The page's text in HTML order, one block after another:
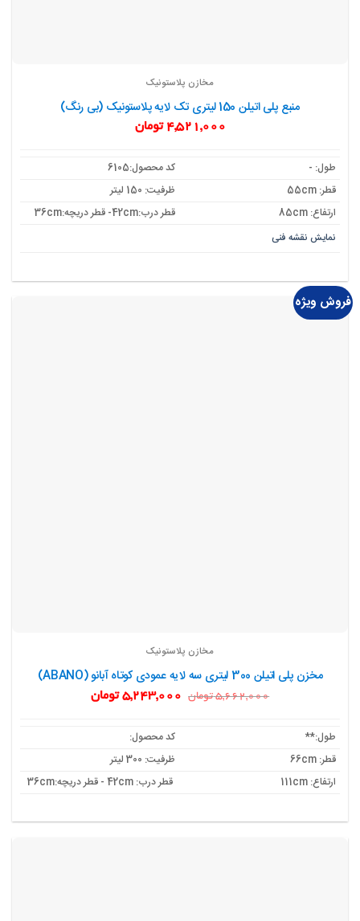
مخازن پلاستونیک
منبع پلی اتیلن 150 لیتری تک لایه پلاستونیک (بی رنگ)
4,521,000 تومان
طول: -
کد محصول:6105
قطر: 55cm
ظرفیت: 150 لیتر
ارتفاع: 85cm
قطر درب:42cm- قطر دریچه:36cm
نمایش نقشه فنی
فروش ویژه
مخازن پلاستونیک
مخزن پلی اتیلن 300 لیتری سه لایه عمودی کوتاه آبانو (ABANO)
5,662,000 تومان قیمت
اصلی:
بود.
5,243,000 تومانقیمت
طول:**
کد محصول:
قطر: 66cm
ظرفیت: 300 لیتر
ارتفاع: 111cm
قطر درب: 42cm - قطر دریچه:36cm